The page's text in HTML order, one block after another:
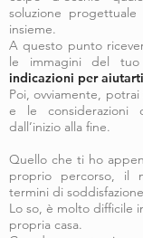
soluzione
insieme.
A questo punto
le immagini del
indicazioni per
Poi, ovviamente,
e le
dall’inizio alla fine.
Quello che ti ho
proprio percorso, il
termini di
Lo so, è molto difficile
propria casa.